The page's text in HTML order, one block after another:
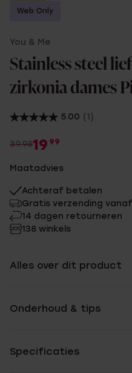
-50%
Web Only
You & Me
Stainless steel
zirkonia dames
5.00 (1)
39.9819 99
Maatadvies
Achteraf betalen
Gratis verzending
14 dagen retourneren
138 winkels
Alles over dit product
Onderhoud & tips
Specificaties